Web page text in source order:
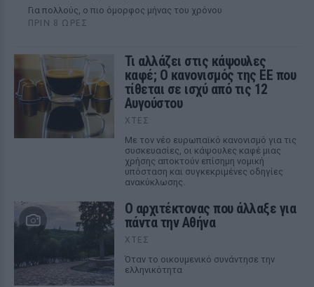
Για πολλούς, ο πιο όμορφος μήνας του χρόνου
ΠΡΙΝ 8 ΏΡΕΣ
Τι αλλάζει στις κάψουλες
καφέ; Ο κανονισμός της ΕΕ που
τίθεται σε ισχύ από τις 12
Αυγούστου
ΧΤΕΣ
Με τον νέο ευρωπαϊκό κανονισμό για τις
συσκευασίες, οι κάψουλες καφέ μιας
χρήσης αποκτούν επίσημη νομική
υπόσταση και συγκεκριμένες οδηγίες
ανακύκλωσης.
Ο αρχιτέκτονας που άλλαξε για
πάντα την Αθήνα
ΧΤΕΣ
Όταν το οικουμενικό συνάντησε την
ελληνικότητα